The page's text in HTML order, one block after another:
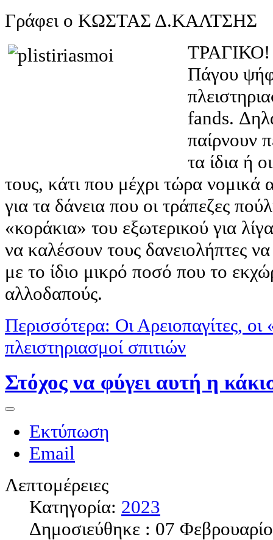
Γράφει ο ΚΩΣΤΑΣ Δ.ΚΑΛΤΣΗΣ
ΤΡΑΓΙΚΟ!
Πάγου
fands.
παίρνουν
τα ίδια ή
τους, κάτι που μέχρι τώρα νομικά
για τα δάνεια που οι τράπεζες
«κοράκια» του εξωτερικού για
να καλέσουν τους δανειολήπτες
με το ίδιο μικρό ποσό που το
αλλοδαπούς.
Περισσότερα: Οι Αρειοπαγίτες, οι
πλειστηριασμοί σπιτιών
Στόχος να φύγει αυτή η
Εκτύπωση
Email
Λεπτομέρειες
Κατηγορία: 2023
Δημοσιεύθηκε : 07